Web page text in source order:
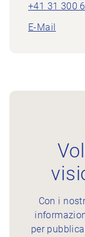
+41 31 300
E-Mail
Con i
per